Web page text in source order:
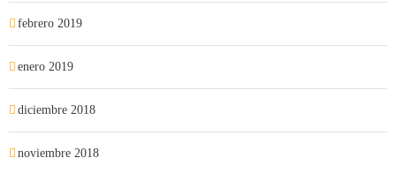
febrero 2019
enero 2019
diciembre 2018
noviembre 2018